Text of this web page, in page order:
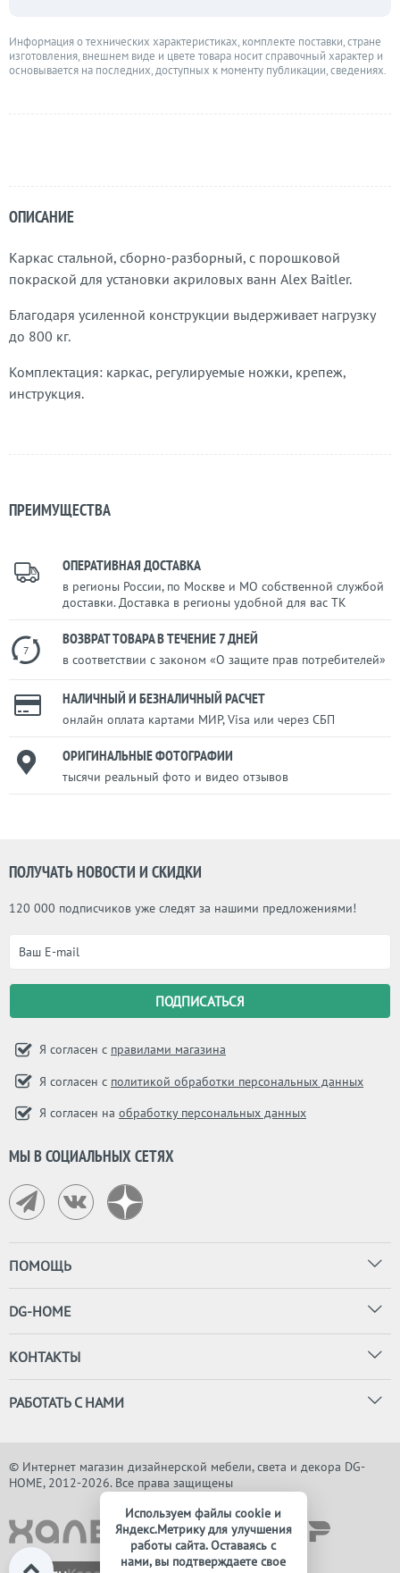
ОПИСАНИЕ
Каркас стальной, сборно-разборный, с порошковой
покраской для установки акриловых ванн Alex Baitler.
Благодаря усиленной конструкции выдерживает нагрузку
до 800 кг.
Комплектация: каркас, регулируемые ножки, крепеж,
инструкция.
ПРЕИМУЩЕСТВА
ОПЕРАТИВНАЯ ДОСТАВКА
в регионы России, по Москве и МО собственной службой
доставки. Доставка в регионы удобной для вас ТК
7
ВОЗВРАТ ТОВАРА В ТЕЧЕНИЕ 7 ДНЕЙ
в соответствии с законом «О защите прав потребителей»
НАЛИЧНЫЙ И БЕЗНАЛИЧНЫЙ РАСЧЕТ
онлайн оплата картами МИР, Visa или через СБП
ОРИГИНАЛЬНЫЕ ФОТОГРАФИИ
тысячи реальный фото и видео отзывов
Информация о технических характеристиках, комплекте поставки, стране
изготовления, внешнем виде и цвете товара носит справочный характер и
основывается на последних, доступных к моменту публикации, сведениях.
ПОЛУЧАТЬ НОВОСТИ И СКИДКИ
120 000 подписчиков уже следят за нашими предложениями!
Я согласен с правилами магазина
Я согласен с политикой обработки персональных данных
Я согласен на обработку персональных данных
МЫ В СОЦИАЛЬНЫХ СЕТЯХ
ПОМОЩЬ
DG-HOME
КОНТАКТЫ
РАБОТАТЬ С НАМИ
© Интернет магазин дизайнерской мебели, света и декора DG-
HOME, 2012-2026. Все права защищены
Используем файлы cookie и
Яндекс.Метрику для улучшения
работы сайта. Оставаясь с
нами, вы подтверждаете свое